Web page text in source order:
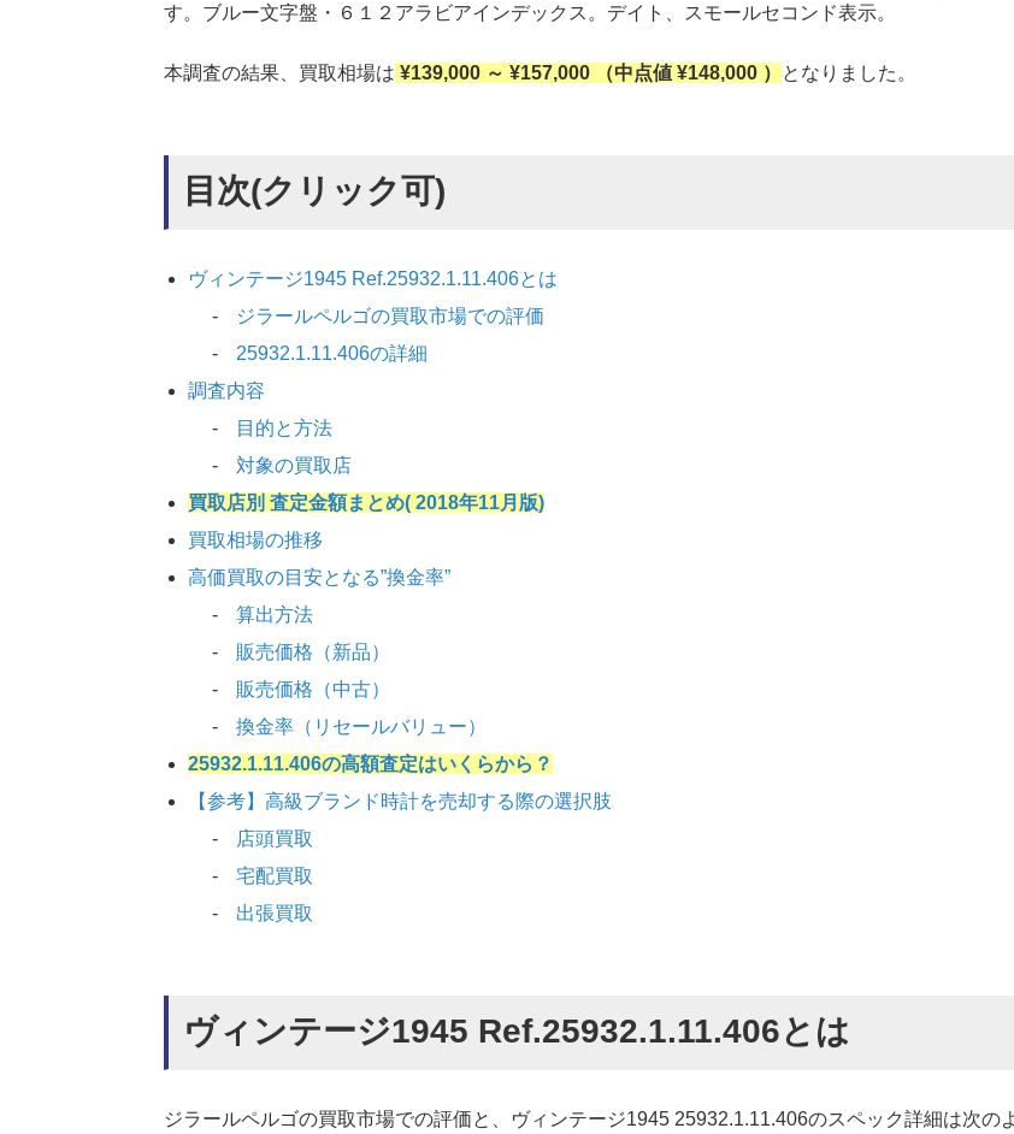
す。ブルー文字盤・６１２アラビアインデックス。デイト、スモールセコンド表示。
本調査の結果、買取相場は ¥139,000 ～ ¥157,000 （中点値 ¥148,000 ） となりました。
目次(クリック可)
ヴィンテージ1945 Ref.25932.1.11.406とは
ジラールペルゴの買取市場での評価
25932.1.11.406の詳細
調査内容
目的と方法
対象の買取店
買取店別 査定金額まとめ( 2018年11月版)
買取相場の推移
高価買取の目安となる”換金率”
算出方法
販売価格（新品）
販売価格（中古）
換金率（リセールバリュー）
25932.1.11.406の高額査定はいくらから？
【参考】高級ブランド時計を売却する際の選択肢
店頭買取
宅配買取
出張買取
ヴィンテージ1945 Ref.25932.1.11.406とは
ジラールペルゴの買取市場での評価と、ヴィンテージ1945 25932.1.11.406のスペック詳細は次の